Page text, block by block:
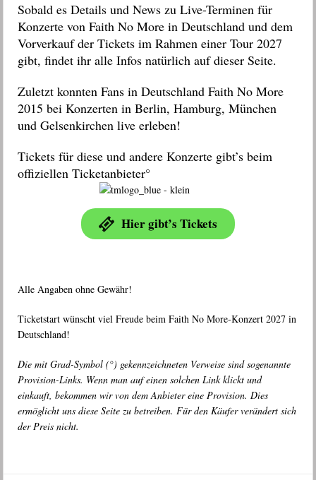
Sobald es Details und News zu Live-Terminen für
Konzerte von Faith No More in Deutschland und dem
Vorverkauf der Tickets im Rahmen einer Tour 2027
gibt, findet ihr alle Infos natürlich auf dieser Seite.
Zuletzt konnten Fans in Deutschland Faith No More
2015 bei Konzerten in Berlin, Hamburg, München
und Gelsenkirchen live erleben!
Tickets für diese und andere Konzerte gibt’s beim
offiziellen Ticketanbieter°
Hier gibt’s Tickets
Alle Angaben ohne Gewähr!
Ticketstart wünscht viel Freude beim Faith No More-Konzert 2027 in
Deutschland!
Die mit Grad-Symbol (°) gekennzeichneten Verweise sind sogenannte
Provision-Links. Wenn man auf einen solchen Link klickt und
einkauft, bekommen wir von dem Anbieter eine Provision. Dies
ermöglicht uns diese Seite zu betreiben. Für den Käufer verändert sich
der Preis nicht.